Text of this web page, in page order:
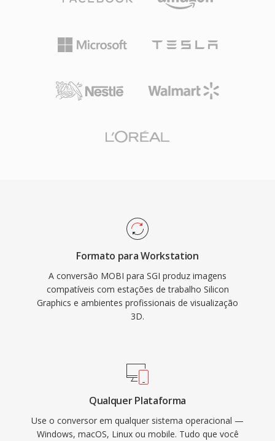
Formato para Workstation
A conversão MOBI para SGI produz imagens
compatíveis com estações de trabalho Silicon
Graphics e ambientes profissionais de visualização
3D.
Qualquer Plataforma
Use o conversor em qualquer sistema operacional —
Windows, macOS, Linux ou mobile. Tudo que você